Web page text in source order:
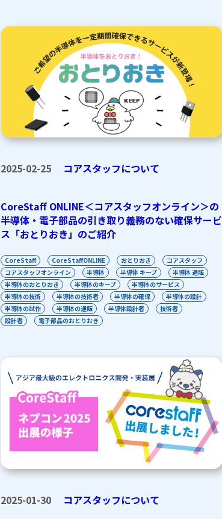
2025-02-25 コアスタッフについて
CoreStaff ONLINE＜コアスタッフオンライン＞の
半導体・電子部品の引き取り義務のない確保サービ
ス「おとりおき」のご紹介
CoreStaff CoreStaffONLINE おとりおき
コアスタッフ
コアスタッフオンライン
半導体 半導体 キープ
半導体 通販
半導体のおとりおき
半導体のキープ
半導体のサービス
半導体の技術
半導体の技術者 半導体の確保
半導体の設計
半導体の試作
半導体の通販 半導体設計者
技術者
設計者
電子部品のおとりおき
2025-01-30 コアスタッフについて